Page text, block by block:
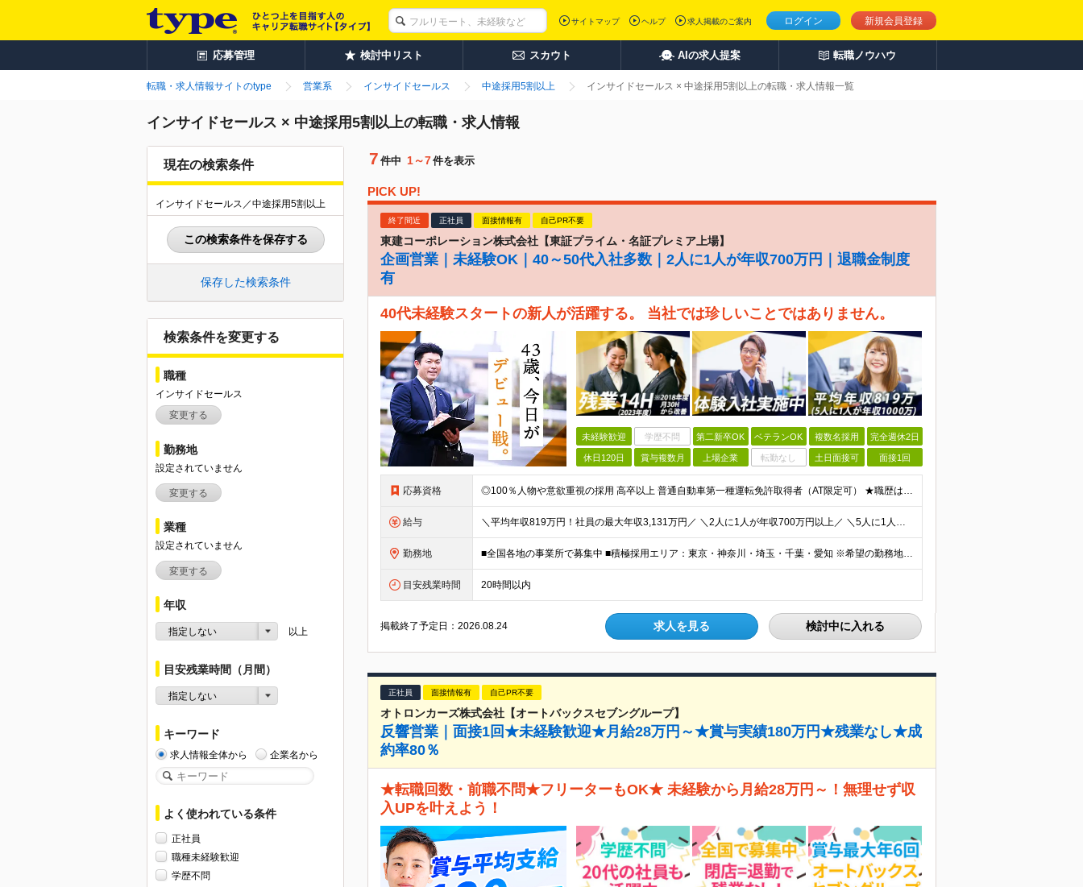
ログイン 新規会員登録
サイトマップ ヘルプ 求人掲載のご案内
応募管理 検討中リスト スカウト AIの求人提案 転職ノウハウ
転職・求人情報サイトのtype 営業系 インサイドセールス 中途採用5割以上 インサイドセールス × 中途採用5割以上の転職・求人情報一覧
インサイドセールス × 中途採用5割以上の転職・求人情報
現在の検索条件
インサイドセールス／中途採用5割以上
この検索条件を保存する
保存した検索条件
検索条件を変更する
職種
インサイドセールス
変更する
勤務地
設定されていません
変更する
業種
設定されていません
変更する
年収
指定しない 以上
目安残業時間（月間）
指定しない
キーワード
求人情報全体から 企業名から
よく使われている条件
正社員
職種未経験歓迎
学歴不問
7 件中 1～7件を表示
PICK UP!
終了間近 正社員 面接情報有 自己PR不要
東建コーポレーション株式会社【東証プライム・名証プレミア上場】
企画営業｜未経験OK｜40～50代入社多数｜2人に1人が年収700万円｜退職金制度
有
40代未経験スタートの新人が活躍する。 当社では珍しいことではありません。
未経験歓迎 学歴不問 第二新卒OK ベテランOK 複数名採用 完全週休2日
休日120日 賞与複数月 上場企業 転勤なし 土日面接可 面接1回
応募資格 ◎100％人物や意欲重視の採用 高卒以上 普通自動車第一種運転免許取得者（AT限定可） ★職歴は全く問いません！ 前向きにコツコツと向き合える方であれば結果がついてくるお仕事です。 現職・無職、正社
給与 ＼平均年収819万円！社員の最大年収3,131万円／ ＼2人に1人が年収700万円以上／ ＼5人に1人が年収1,000万円以上！／ 固定給だけで、年収524万円も可能！ インセンティブだけでなく固定給
勤務地 ■全国各地の事業所で募集中 ■積極採用エリア：東京・神奈川・埼玉・千葉・愛知 ※希望の勤務地で働ける！通勤可能な事業所を選定していきます ※地元に戻って働きたいUターン希望者も歓迎します！ ※社用車を
目安残業時間 20時間以内
掲載終了予定日：2026.08.24 求人を見る 検討中に入れる
正社員 面接情報有 自己PR不要
オトロンカーズ株式会社【オートバックスセブングループ】
反響営業｜面接1回★未経験歓迎★月給28万円～★賞与実績180万円★残業なし★成
約率80％
★転職回数・前職不問★フリーターもOK★ 未経験から月給28万円～！無理せず収
入UPを叶えよう！